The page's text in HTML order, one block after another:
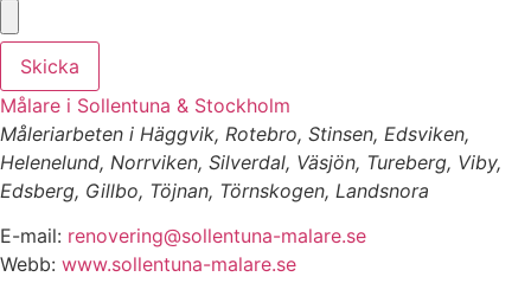
Skicka
Målare i Sollentuna & Stockholm
Måleriarbeten i Häggvik, Rotebro, Stinsen, Edsviken,
Helenelund, Norrviken, Silverdal, Väsjön, Tureberg, Viby,
Edsberg, Gillbo, Töjnan, Törnskogen, Landsnora
E-mail: renovering@sollentuna-malare.se
Webb: www.sollentuna-malare.se